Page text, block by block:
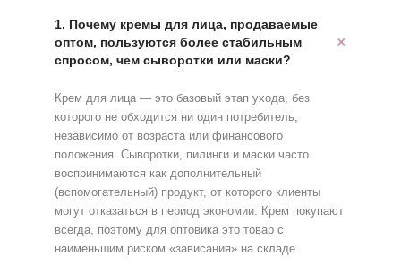
1. Почему кремы для лица, продаваемые
оптом, пользуются более стабильным
спросом, чем сыворотки или маски?
Крем для лица — это базовый этап ухода, без
которого не обходится ни один потребитель,
независимо от возраста или финансового
положения. Сыворотки, пилинги и маски часто
воспринимаются как дополнительный
(вспомогательный) продукт, от которого клиенты
могут отказаться в период экономии. Крем покупают
всегда, поэтому для оптовика это товар с
наименьшим риском «зависания» на складе.